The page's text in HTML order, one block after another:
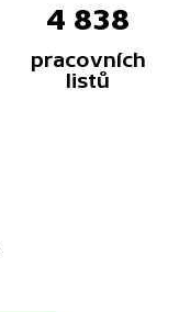
4 838
pracovních
listů